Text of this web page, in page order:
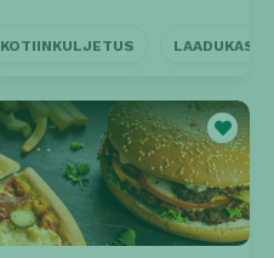
KOTIINKULJETUS LAADUKAS